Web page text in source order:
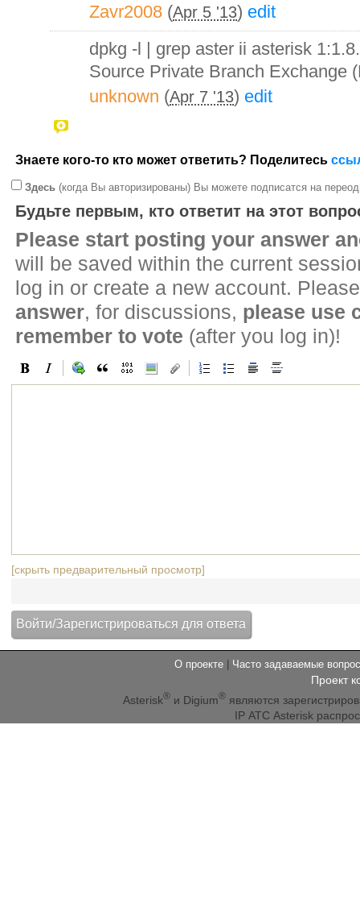
Zavr2008 (Apr 5 '13) edit
dpkg -l | grep aster ii asterisk
Source Private Branch Exchange
unknown (Apr 7 '13) edit
Знаете кого-то кто может ответить? Поделитесь
Здесь (когда Вы авторизированы) Вы можете подписатся на
Будьте первым, кто ответит на этот
Please start posting your answer
will be saved within the current
log in or create a new account.
answer, for discussions, please use
remember to vote (after you log in)!
[скрыть предварительный просмотр]
О проекте Часто задаваемые
Проект
Asterisk® и Digium® являются
IP АТС Asterisk